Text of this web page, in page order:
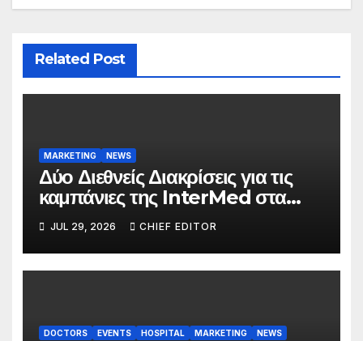
Related Post
MARKETING NEWS
Δύο Διεθνείς Διακρίσεις για τις
καμπάνιες της InterMed στα
FOOH Awards 2026
JUL 29, 2026 CHIEF EDITOR
DOCTORS EVENTS HOSPITAL MARKETING NEWS